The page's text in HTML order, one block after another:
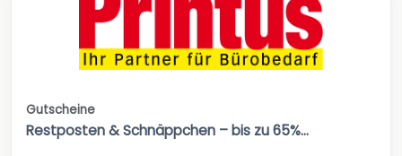
Gutscheine
Restposten & Schnäppchen – bis zu 65%...